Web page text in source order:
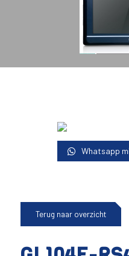
Whatsapp
Terug naar overzicht